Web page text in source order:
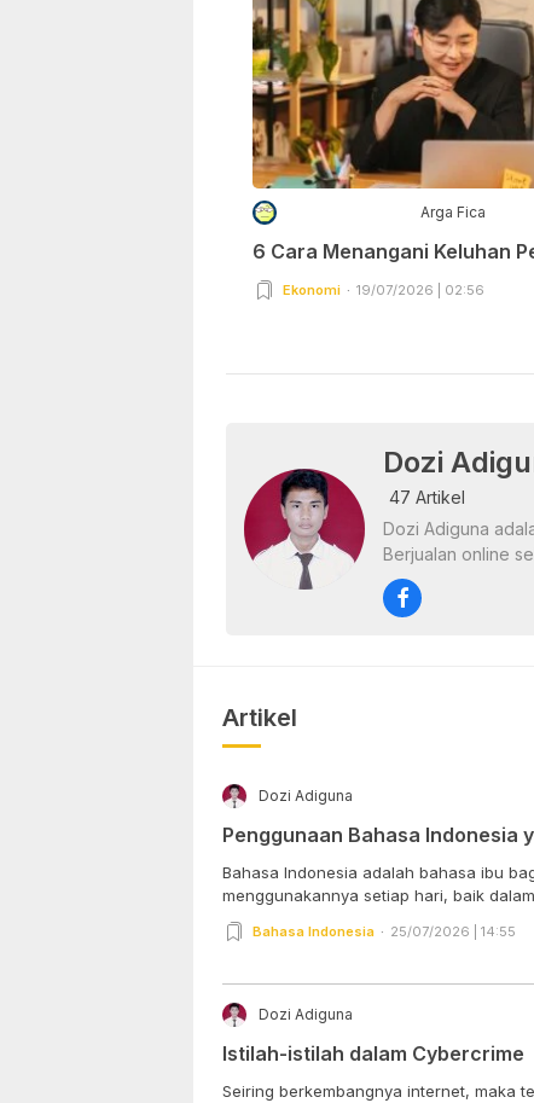
Arga Fica
6 Cara Menangani Keluhan
Ekonomi 19/07/2026 | 02:56
Dozi
47 Artikel
Dozi Adiguna
Berjualan online
Artikel
Dozi Adiguna
Penggunaan Bahasa Indonesia
Bahasa Indonesia adalah bahasa ibu
menggunakannya setiap hari, baik
Bahasa Indonesia 25/07/2026 | 14:55
Dozi Adiguna
Istilah-istilah dalam Cybercrime
Seiring berkembangnya internet, maka